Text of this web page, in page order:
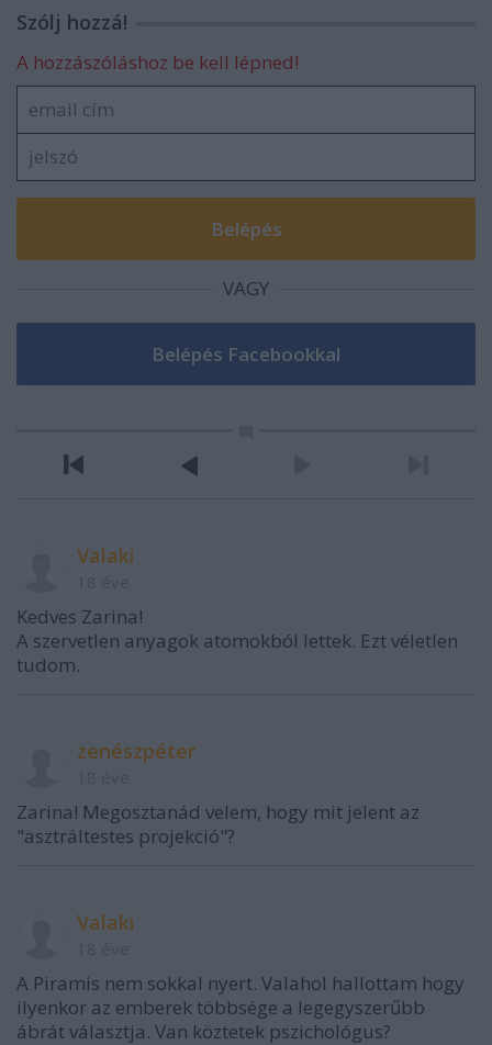
Szólj hozzá!
A hozzászóláshoz be kell lépned!
VAGY
Valaki
Kedves Zarina!
A szervetlen anyagok atomokból lettek. Ezt véletlen
tudom.
zenészpéter
Zarina! Megosztanád velem, hogy mit jelent az
"asztráltestes projekció"?
Valaki
A Piramis nem sokkal nyert. Valahol hallottam hogy
ilyenkor az emberek többsége a legegyszerűbb
ábrát választja. Van köztetek pszichológus?